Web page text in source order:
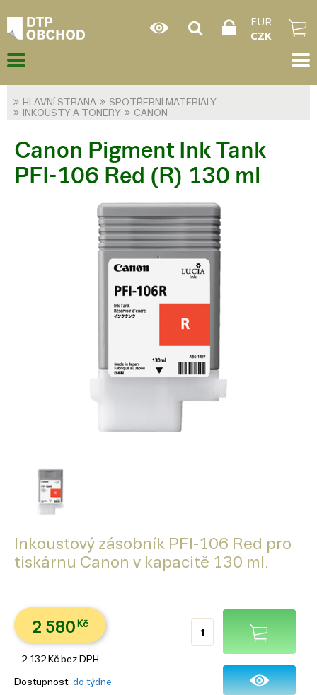
EUR
CZK
HLAVNÍ STRANA
SPOTŘEBNÍ MATERIÁLY
INKOUSTY A TONERY
CANON
Canon Pigment Ink Tank
PFI-106 Red (R) 130 ml
Inkoustový zásobník PFI-106 Red pro
tiskárnu Canon v kapacitě 130 ml.
2 580 Kč
2 132 Kč bez DPH
Dostupnost do týdne